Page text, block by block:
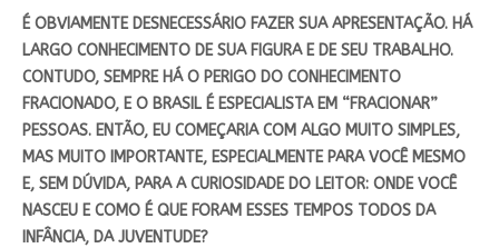
É OBVIAMENTE DESNECESSÁRIO FAZER SUA APRESENTAÇÃO. HÁ
LARGO CONHECIMENTO DE SUA FIGURA E DE SEU TRABALHO.
CONTUDO, SEMPRE HÁ O PERIGO DO CONHECIMENTO
FRACIONADO, E O BRASIL É ESPECIALISTA EM “FRACIONAR”
PESSOAS. ENTÃO, EU COMEÇARIA COM ALGO MUITO SIMPLES,
MAS MUITO IMPORTANTE, ESPECIALMENTE PARA VOCÊ MESMO
E, SEM DÚVIDA, PARA A CURIOSIDADE DO LEITOR: ONDE VOCÊ
NASCEU E COMO É QUE FORAM ESSES TEMPOS TODOS DA
INFÂNCIA, DA JUVENTUDE?